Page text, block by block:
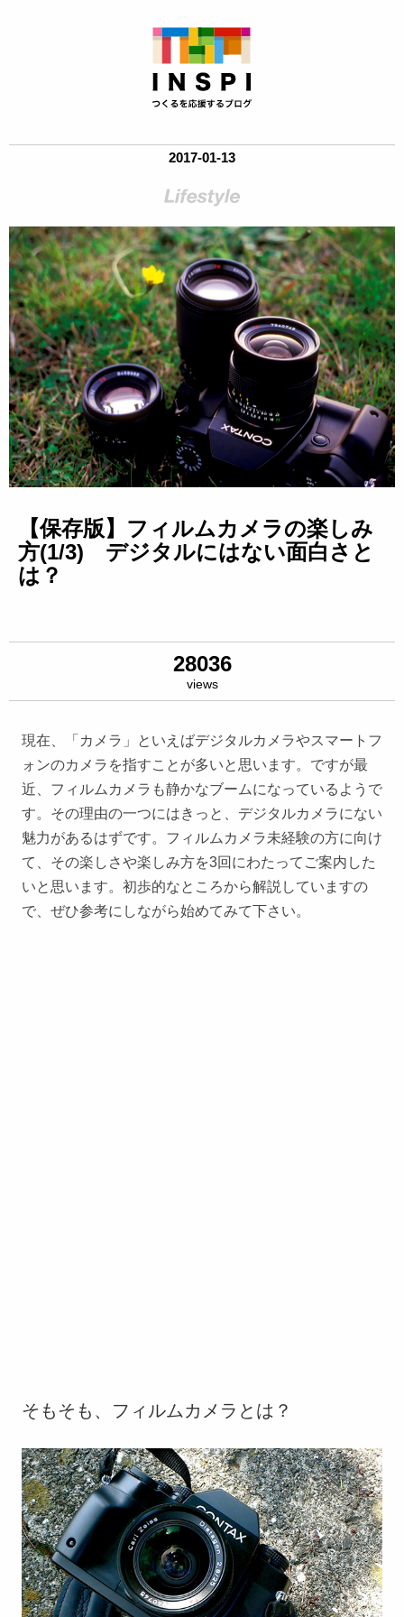
2017-01-13
【保存版】フィルムカメラの楽しみ
方(1/3) デジタルにはない面白さと
は？
28036
views
現在、「カメラ」といえばデジタルカメラやスマートフ
ォンのカメラを指すことが多いと思います。ですが最
近、フィルムカメラも静かなブームになっているようで
す。その理由の一つにはきっと、デジタルカメラにない
魅力があるはずです。フィルムカメラ未経験の方に向け
て、その楽しさや楽しみ方を3回にわたってご案内した
いと思います。初歩的なところから解説していますの
で、ぜひ参考にしながら始めてみて下さい。
そもそも、フィルムカメラとは？